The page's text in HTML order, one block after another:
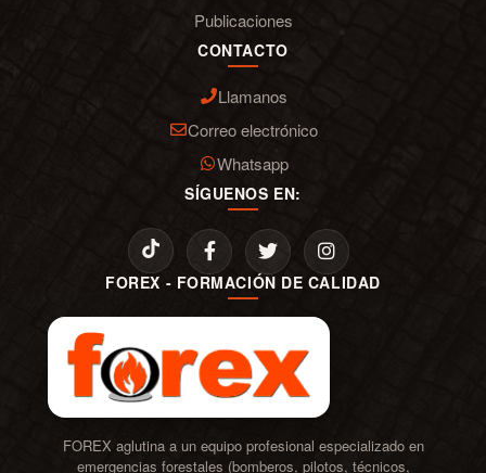
Publicaciones
CONTACTO
Llamanos
Correo electrónico
Whatsapp
SÍGUENOS EN:
FOREX - FORMACIÓN DE CALIDAD
FOREX aglutina a un equipo profesional especializado en
emergencias forestales (bomberos, pilotos, técnicos,